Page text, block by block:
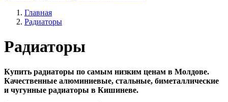
Главная
Радиаторы
Радиаторы
​Купить радиаторы по самым низким ценам в Молдове.
Качественные алюминиевые, стальные, биметаллические
и чугунные радиаторы в Кишиневе.